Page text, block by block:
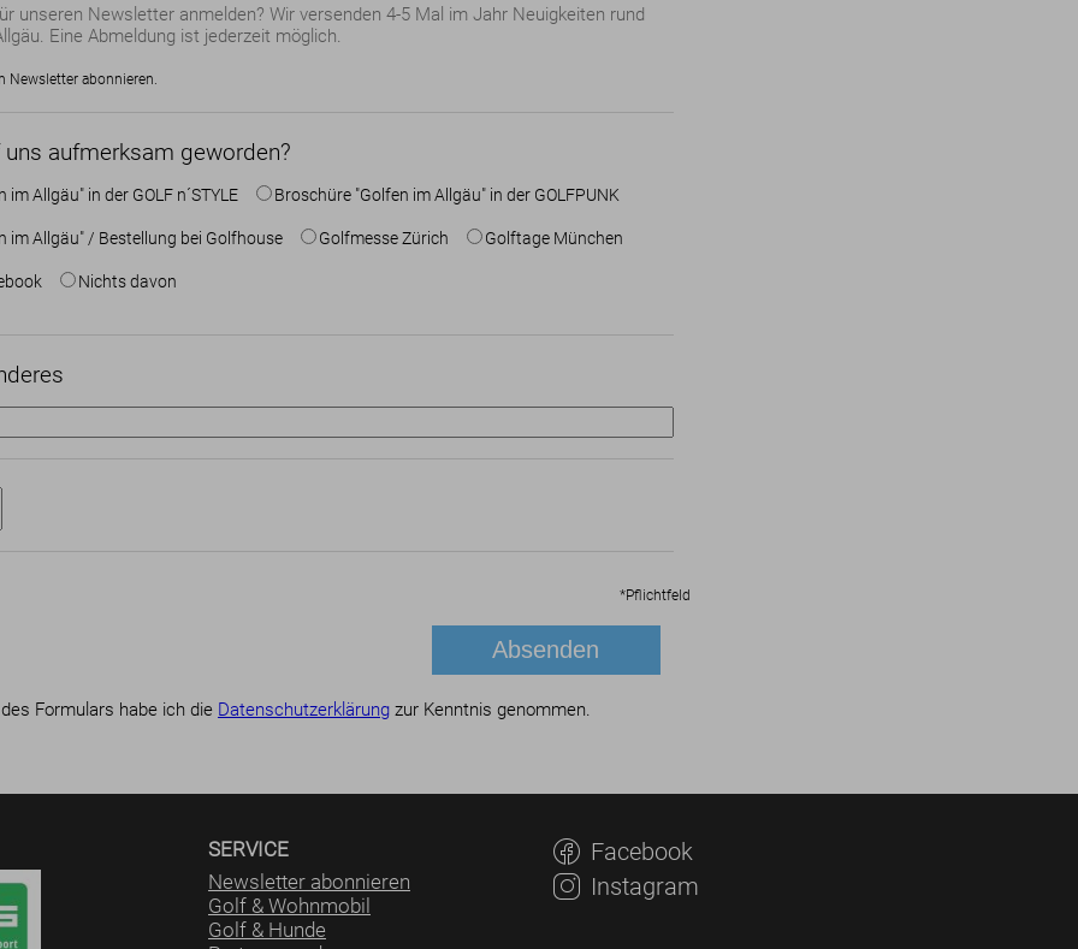
unseren Newsletter anmelden? Wir versenden 4-5 Mal im Jahr Neuigkeiten rund
Eine Abmeldung ist jederzeit möglich.
Newsletter abonnieren.
aufmerksam geworden?
Allgäu" in der GOLF n´STYLE Broschüre "Golfen im Allgäu" in der GOLFPUNK
im Allgäu" / Bestellung bei Golfhouse Golfmesse Zürich Golftage München
Nichts davon
*Pflichtfeld
Formulars habe ich die Datenschutzerklärung zur Kenntnis genommen.
SERVICE
Newsletter abonnieren
Golf & Wohnmobil
Golf & Hunde
Facebook
Instagram